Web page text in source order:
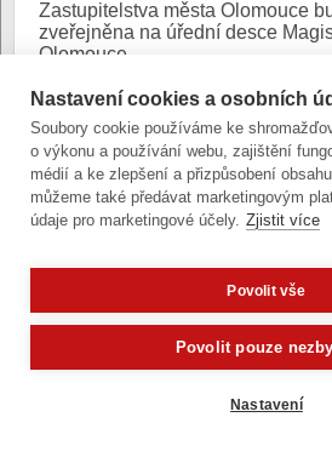
Zastupitelstva města Olomouce
zveřejněna na úřední desce
Olomouce.
O náhradním termínu jednání
Olomouce budeme veřejnost včas
Autor: Mgr. Radka Štědrá|
26. června 2013 (st)
Články a fotografie lze kopírovat jen se
vývoj|správa obsahu|
gdpr|cookies,
Nastavení cookies a osobních
Soubory cookie používáme ke
o výkonu a používání webu, zajištění
médií a ke zlepšení a přizpůsobení
můžeme také předávat marketingovým
údaje pro marketingové účely. Zjistit více
Povolit vše
Povolit pouze
Nastavení
Potřebujete poradit?